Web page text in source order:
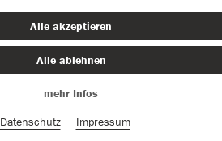
Alle akzeptieren
Alle ablehnen
mehr Infos
Datenschutz
Impressum